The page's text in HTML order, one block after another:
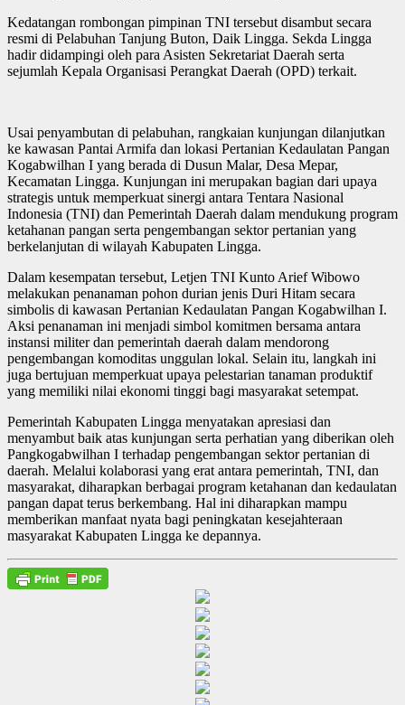
Kedatangan rombongan pimpinan TNI tersebut disambut secara
resmi di Pelabuhan Tanjung Buton, Daik Lingga. Sekda Lingga
hadir didampingi oleh para Asisten Sekretariat Daerah serta
sejumlah Kepala Organisasi Perangkat Daerah (OPD) terkait.
Usai penyambutan di pelabuhan, rangkaian kunjungan dilanjutkan
ke kawasan Pantai Armifa dan lokasi Pertanian Kedaulatan Pangan
Kogabwilhan I yang berada di Dusun Malar, Desa Mepar,
Kecamatan Lingga. Kunjungan ini merupakan bagian dari upaya
strategis untuk memperkuat sinergi antara Tentara Nasional
Indonesia (TNI) dan Pemerintah Daerah dalam mendukung program
ketahanan pangan serta pengembangan sektor pertanian yang
berkelanjutan di wilayah Kabupaten Lingga.
Dalam kesempatan tersebut, Letjen TNI Kunto Arief Wibowo
melakukan penanaman pohon durian jenis Duri Hitam secara
simbolis di kawasan Pertanian Kedaulatan Pangan Kogabwilhan I.
Aksi penanaman ini menjadi simbol komitmen bersama antara
instansi militer dan pemerintah daerah dalam mendorong
pengembangan komoditas unggulan lokal. Selain itu, langkah ini
juga bertujuan memperkuat upaya pelestarian tanaman produktif
yang memiliki nilai ekonomi tinggi bagi masyarakat setempat.
Pemerintah Kabupaten Lingga menyatakan apresiasi dan
menyambut baik atas kunjungan serta perhatian yang diberikan oleh
Pangkogabwilhan I terhadap pengembangan sektor pertanian di
daerah. Melalui kolaborasi yang erat antara pemerintah, TNI, dan
masyarakat, diharapkan berbagai program ketahanan dan kedaulatan
pangan dapat terus berkembang. Hal ini diharapkan mampu
memberikan manfaat nyata bagi peningkatan kesejahteraan
masyarakat Kabupaten Lingga ke depannya.